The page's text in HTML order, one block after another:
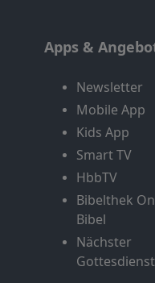
Apps &
Newsletter
Mobile App
Kids App
Smart TV
HbbTV
Bibelthek
Bibel
Nächster
Gottesdienst